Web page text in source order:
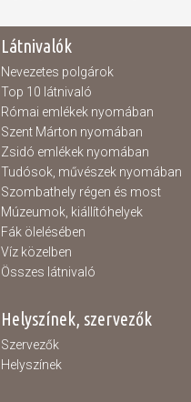
Látnivalók
Nevezetes polgárok
Top 10 látnivaló
Római emlékek nyomában
Szent Márton nyomában
Zsidó emlékek nyomában
Tudósok, művészek nyomában
Szombathely régen és most
Múzeumok, kiállítóhelyek
Fák ölelésében
Víz közelben
Összes látnivaló
Helyszínek, szervezők
Szervezők
Helyszínek